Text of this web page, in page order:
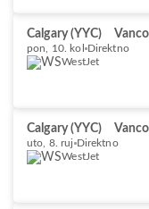
Calgary (YYC)
pon, 10. kol Direktno
WestJet
Calgary (YYC)
uto, 8. ruj Direktno
WestJet